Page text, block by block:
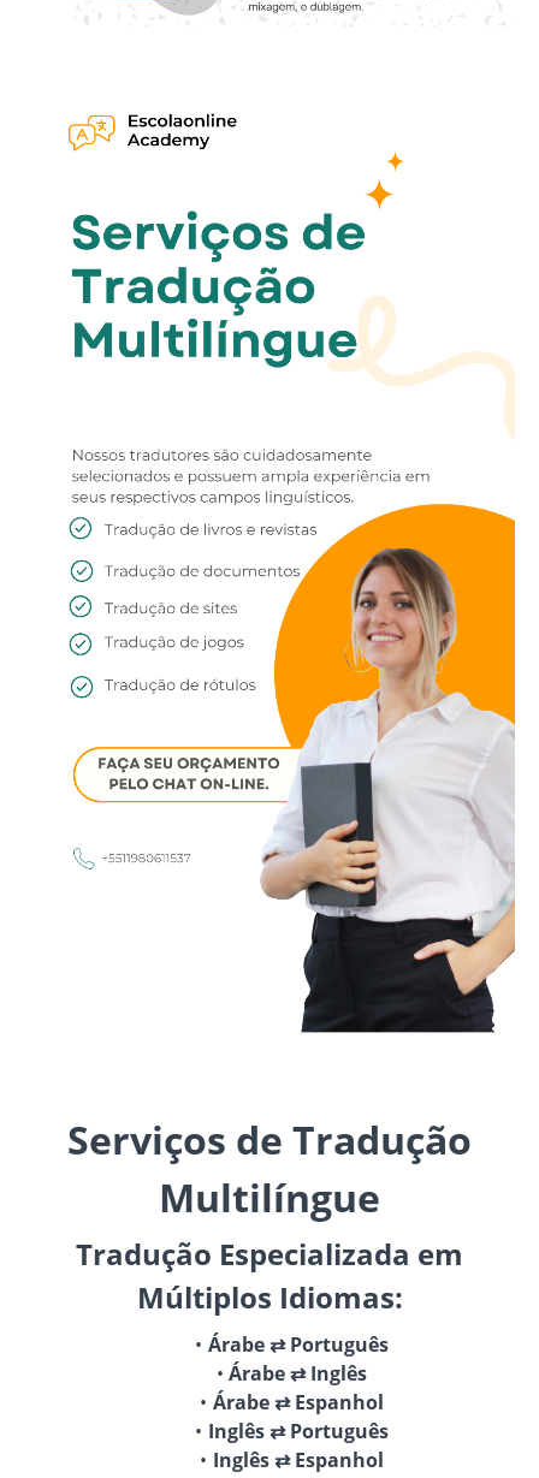
Serviços de Tradução
Multilíngue
Tradução Especializada em
Múltiplos Idiomas:
Árabe ⇄ Português
Árabe ⇄ Inglês
Árabe ⇄ Espanhol
Inglês ⇄ Português
Inglês ⇄ Espanhol